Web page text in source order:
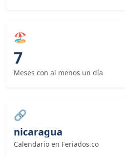
🏖
7
Meses con al menos un día
🔗
nicaragua
Calendario en Feriados.co